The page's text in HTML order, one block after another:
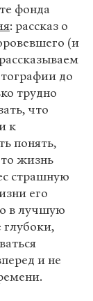
фонда
: рассказ о
(и
до
трудно
что
к
понять,
жизнь
страшную
его
в лучшую
и не